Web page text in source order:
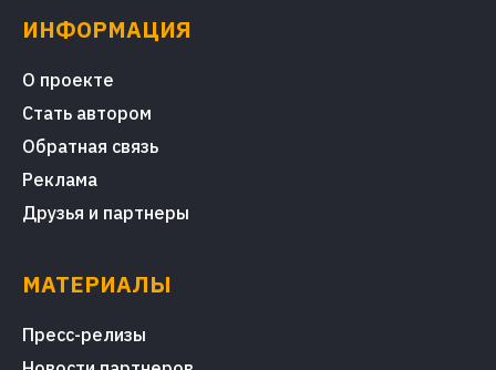
ИНФОРМАЦИЯ
О проекте
Стать автором
Обратная связь
Реклама
Друзья и партнеры
МАТЕРИАЛЫ
Пресс-релизы